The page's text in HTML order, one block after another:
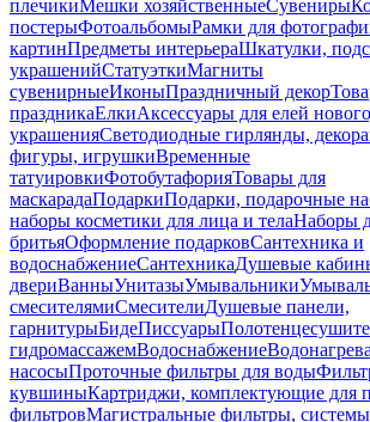
плечикиМешки хозяйственныеСувениры
постерыФотоальбомыРамки для
картинПредметы интерьераШкатулки,
украшенийСтатуэткиМагниты
сувенирныеИконыПраздничный декор
праздникаЕлкиАксессуары для елей
украшенияСветодиодные гирлянды,
фигуры, игрушкиВременные
татуировкиФотобутафорияТовары для
маскарадаПодаркиПодарки, подарочные
наборы косметики для лица и телаНаборы
бритьяОформление подарковСантехника и
водоснабжениеСантехникаДушевые
двериВанныУнитазыУмывальники
смесителямиСмесителиДушевые панели,
гарнитурыБидеПиссуары
гидромассажемВодоснабжение
насосыПроточные фильтры для воды
кувшиныКартриджи, комплектующие для
фильтровМагистральные фильтры, системы